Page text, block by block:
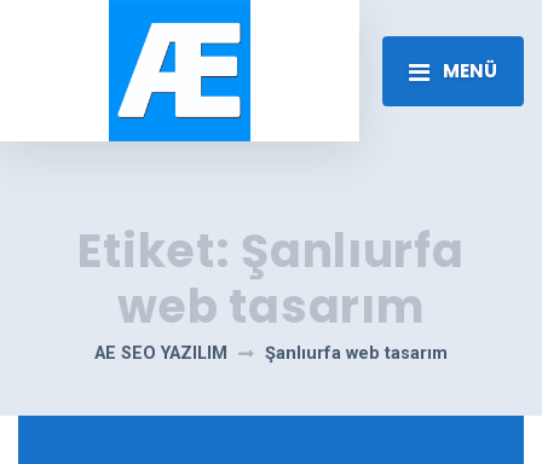
MENÜ
Etiket: Şanlıurfa
web tasarım
AE SEO YAZILIM Şanlıurfa web tasarım